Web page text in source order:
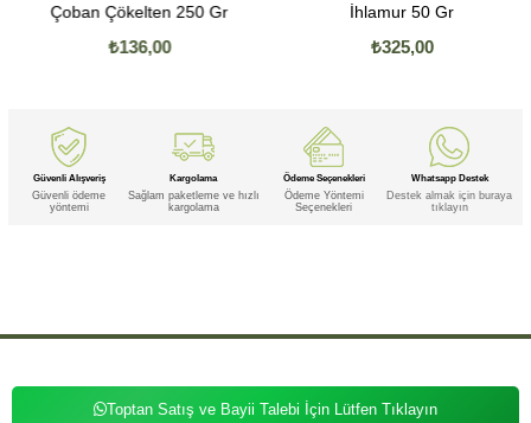
Çoban Çökelten 250 Gr
₺136,00
İhlamur 50 Gr
₺325,00
Güvenli Alışveriş
Güvenli ödeme
yöntemi
Kargolama
Sağlam paketleme ve hızlı
kargolama
Ödeme Seçenekleri
Ödeme Yöntemi
Seçenekleri
Whatsapp Destek
Destek almak için buraya
tıklayın
Toptan Satış ve Bayii Talebi İçin Lütfen Tıklayın